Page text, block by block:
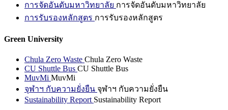
การจัดอันดับมหาวิทยาลัย การจัดอันดับมหาวิทยาลัย
การรับรองหลักสูตร การรับรองหลักสูตร
Green University
Chula Zero Waste Chula Zero Waste
CU Shuttle Bus CU Shuttle Bus
MuvMi MuvMi
จุฬาฯ กับความยั่งยืน จุฬาฯ กับความยั่งยืน
Sustainability Report Sustainability Report